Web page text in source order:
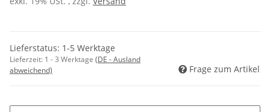
Lieferstatus: 1-5 Werktage
Lieferzeit: 1 - 3 Werktage (DE - Ausland
abweichend)
Frage zum Artikel